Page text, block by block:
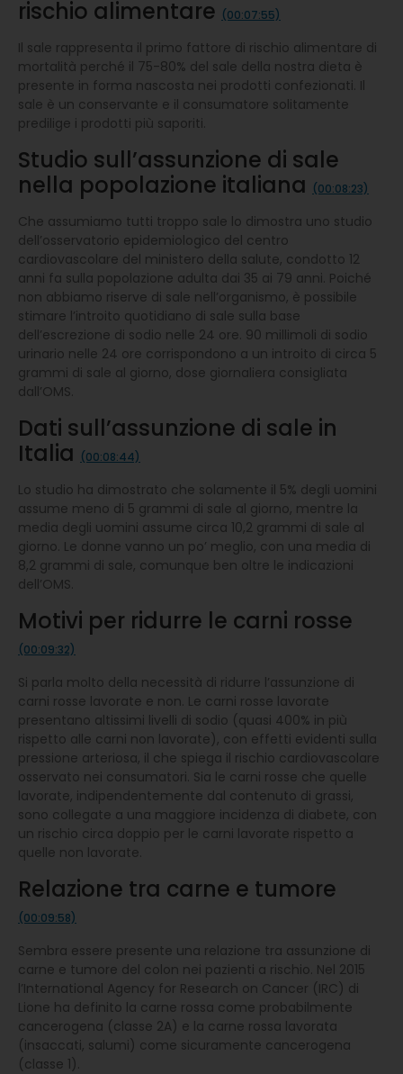
rischio alimentare (00:07:55)
Il sale rappresenta il primo fattore di rischio alimentare di
mortalità perché il 75-80% del sale della nostra dieta è
presente in forma nascosta nei prodotti confezionati. Il
sale è un conservante e il consumatore solitamente
predilige i prodotti più saporiti.
Studio sull’assunzione di sale
nella popolazione italiana (00:08:23)
Che assumiamo tutti troppo sale lo dimostra uno studio
dell’osservatorio epidemiologico del centro
cardiovascolare del ministero della salute, condotto 12
anni fa sulla popolazione adulta dai 35 ai 79 anni. Poiché
non abbiamo riserve di sale nell’organismo, è possibile
stimare l’introito quotidiano di sale sulla base
dell’escrezione di sodio nelle 24 ore. 90 millimoli di sodio
urinario nelle 24 ore corrispondono a un introito di circa 5
grammi di sale al giorno, dose giornaliera consigliata
dall’OMS.
Dati sull’assunzione di sale in
Italia (00:08:44)
Lo studio ha dimostrato che solamente il 5% degli uomini
assume meno di 5 grammi di sale al giorno, mentre la
media degli uomini assume circa 10,2 grammi di sale al
giorno. Le donne vanno un po’ meglio, con una media di
8,2 grammi di sale, comunque ben oltre le indicazioni
dell’OMS.
Motivi per ridurre le carni rosse
(00:09:32)
Si parla molto della necessità di ridurre l’assunzione di
carni rosse lavorate e non. Le carni rosse lavorate
presentano altissimi livelli di sodio (quasi 400% in più
rispetto alle carni non lavorate), con effetti evidenti sulla
pressione arteriosa, il che spiega il rischio cardiovascolare
osservato nei consumatori. Sia le carni rosse che quelle
lavorate, indipendentemente dal contenuto di grassi,
sono collegate a una maggiore incidenza di diabete, con
un rischio circa doppio per le carni lavorate rispetto a
quelle non lavorate.
Relazione tra carne e tumore
(00:09:58)
Sembra essere presente una relazione tra assunzione di
carne e tumore del colon nei pazienti a rischio. Nel 2015
l’International Agency for Research on Cancer (IRC) di
Lione ha definito la carne rossa come probabilmente
cancerogena (classe 2A) e la carne rossa lavorata
(insaccati, salumi) come sicuramente cancerogena
(classe 1).